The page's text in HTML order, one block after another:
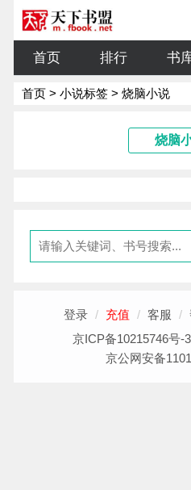
首页 排行 书
首页 > 小说标签 > 烧脑小说
烧脑
登录 / 充值 / 客服 /
京ICP备10215746号-
京公网安备